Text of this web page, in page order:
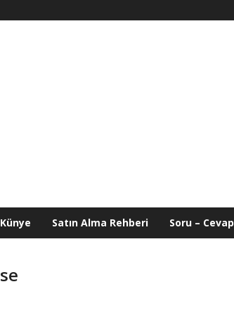
Künye Satın Alma Rehberi Soru – Cevap